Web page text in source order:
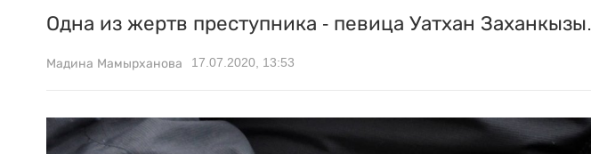
Одна из жертв преступника - певица Уатхан Заханкызы.
Мадина Мамырханова 17.07.2020, 13:53